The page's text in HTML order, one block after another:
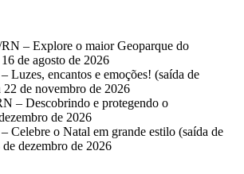
– Explore o maior Geoparque do
de agosto de 2026
Luzes, encantos e emoções! (saída de
de novembro de 2026
– Descobrindo e protegendo o
de 2026
Celebre o Natal em grande estilo (saída de
dezembro de 2026